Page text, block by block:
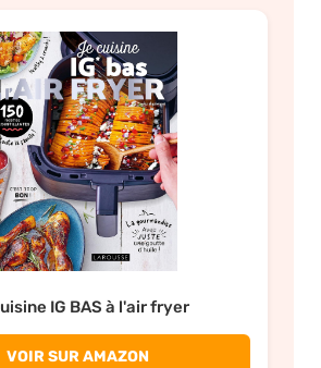
IG BAS à l'air fryer
VOIR SUR AMAZON